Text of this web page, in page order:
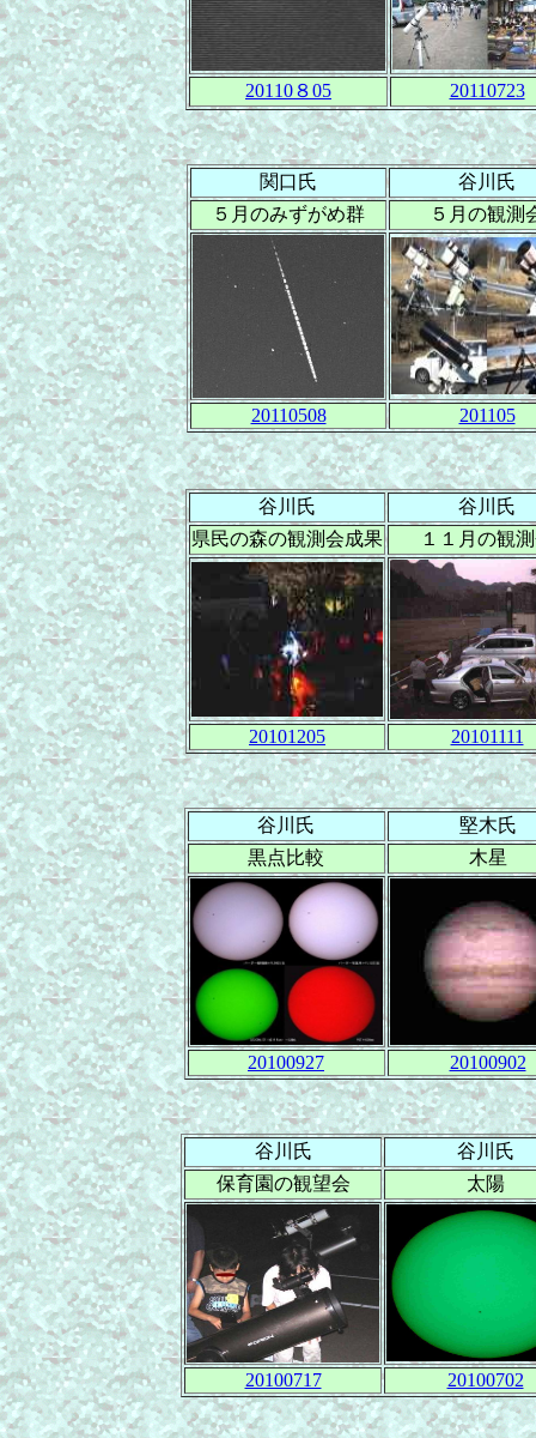
20110８05 20110723
関口氏
谷川氏
５月のみずがめ群
５月の観測
20110508 201105
谷川氏
谷川氏
県民の森の観測会成果
１１月の観
20101205 20101111
谷川氏
堅木氏
黒点比較
木星
20100927 20100902
谷川氏
谷川氏
保育園の観望会
太陽
20100717 20100702